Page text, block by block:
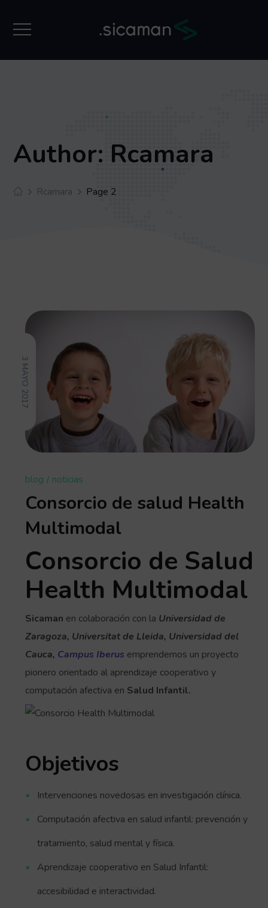
Author: Rcamara
Rcamara Page 2
3 MAYO 2017
blog noticias
Consorcio de salud Health
Multimodal
Consorcio de Salud
Health Multimodal
Sicaman en colaboración con la Universidad de
Zaragoza, Universitat de Lleida, Universidad del
Cauca, Campus Iberus emprendemos un proyecto
pionero orientado al aprendizaje cooperativo y
computación afectiva en Salud Infantil.
Objetivos
Intervenciones novedosas en investigación clínica.
Computación afectiva en salud infantil: prevención y
tratamiento, salud mental y física.
Aprendizaje cooperativo en Salud Infantil:
accesibilidad e interactividad.